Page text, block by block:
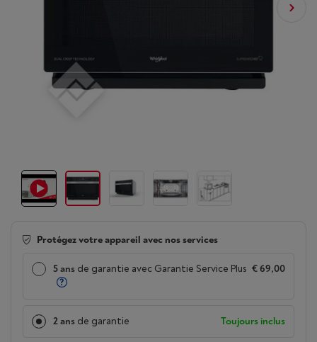
Protégez votre appareil avec nos services
5 ans de garantie avec Garantie Service Plus € 69,00
2 ans de garantie Toujours inclus